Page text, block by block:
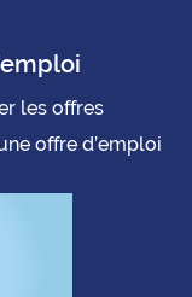
les offres
offre d’emploi